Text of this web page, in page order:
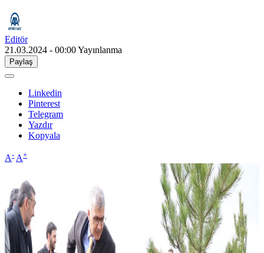
Editör
21.03.2024 - 00:00Yayınlanma
Paylaş
Linkedin
Pinterest
Telegram
Yazdır
Kopyala
A- A+